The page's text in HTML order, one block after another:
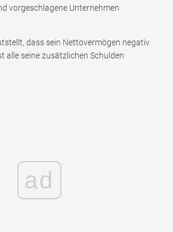
vorgeschlagene Unternehmen
dass sein Nettovermögen negativ
alle seine zusätzlichen Schulden
ad